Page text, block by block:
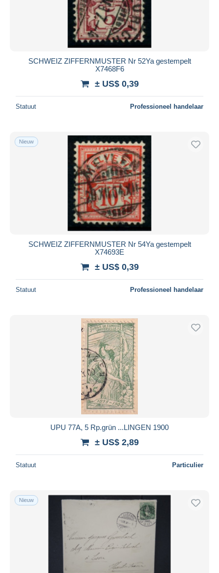
SCHWEIZ ZIFFERNMUSTER Nr 52Ya gestempelt
X7468F6
± US$ 0,39
Statuut Professioneel handelaar
Nieuw
SCHWEIZ ZIFFERNMUSTER Nr 54Ya gestempelt
X74693E
± US$ 0,39
Statuut Professioneel handelaar
UPU 77A, 5 Rp.grün ...LINGEN 1900
± US$ 2,89
Statuut Particulier
Nieuw